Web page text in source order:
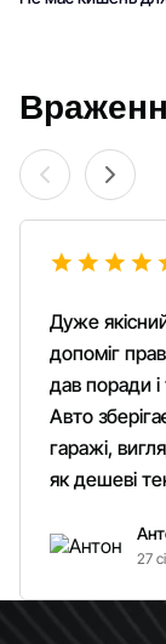
Дуже
допоміг
дав поради і
Авто
гаражі,
як дешеві
Рекомендую
27